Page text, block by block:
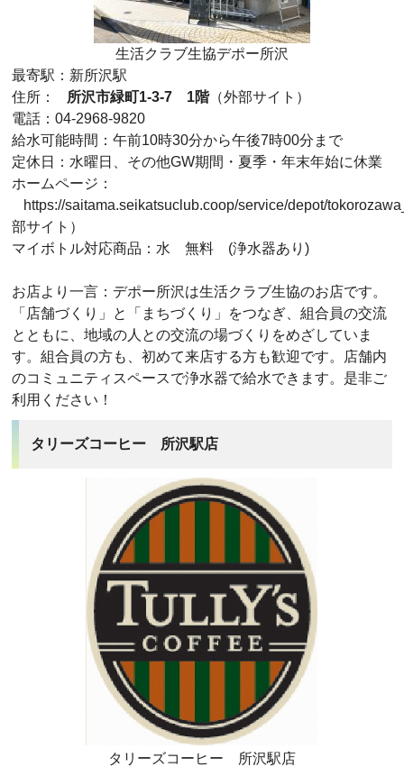
生活クラブ生協デポー所沢
最寄駅：新所沢駅
住所：
所沢市緑町1-3-7 1階（外部サイト）
電話：04-2968-9820
給水可能時間：午前10時30分から午後7時00分まで
定休日：水曜日、その他GW期間・夏季・年末年始に休業
ホームページ：
https://saitama.seikatsuclub.coop/service/depot/
部サイト）
マイボトル対応商品：水 無料 (浄水器あり)
お店より一言：デポー所沢は生活クラブ生協のお店です。
「店舗づくり」と「まちづくり」をつなぎ、組合員の交流
とともに、地域の人との交流の場づくりをめざしていま
す。組合員の方も、初めて来店する方も歓迎です。店舗内
のコミュニティスペースで浄水器で給水できます。是非ご
利用ください！
タリーズコーヒー 所沢駅店
タリーズコーヒー 所沢駅店